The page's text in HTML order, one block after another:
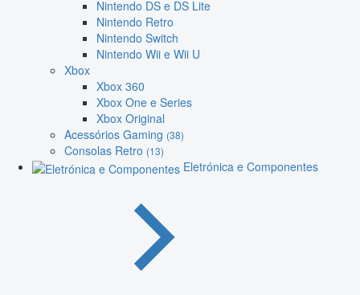
Nintendo DS e DS Lite
Nintendo Retro
Nintendo Switch
Nintendo Wii e Wii U
Xbox
Xbox 360
Xbox One e Series
Xbox Original
Acessórios Gaming (38)
Consolas Retro (13)
Eletrónica e Componentes